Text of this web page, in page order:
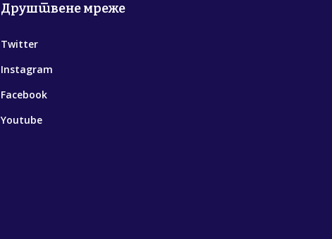
Друштвене мреже
Twitter
Instagram
Facebook
Youtube